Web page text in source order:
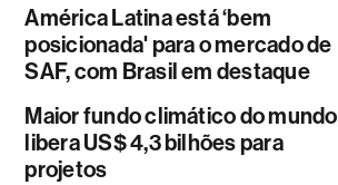
América Latina está ‘bem
posicionada' para o mercado de
SAF, com Brasil em destaque
Maior fundo climático do mundo
libera US$ 4,3 bilhões para
projetos